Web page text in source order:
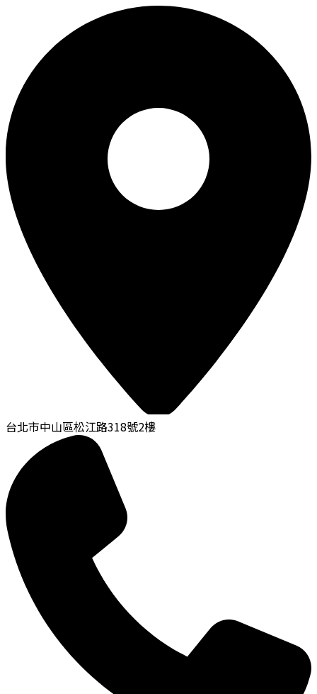
台北市中山區松江路318號2樓